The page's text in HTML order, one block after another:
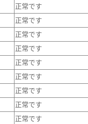
正常です
正常です
正常です
正常です
正常です
正常です
正常です
正常です
正常です